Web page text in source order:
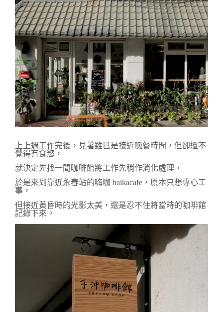
上上週工作完後，見著雖已是接近晚餐時間， 但卻還不
覺得有食慾，
就決定先找一間咖啡館將工作先稍作消化處理，
於是來到靠近永春站的嗨咖 haikacafe，原本只想專心工
事，
但接近黃昏時的光影太美，還是忍不住將當時的咖啡館
記錄下來。